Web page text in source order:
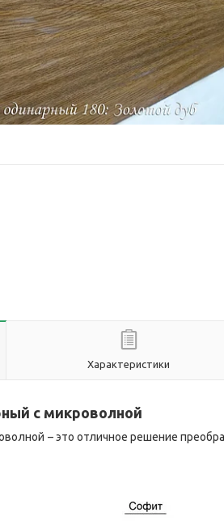
Характеристики
с микроволной
– это отличное решение